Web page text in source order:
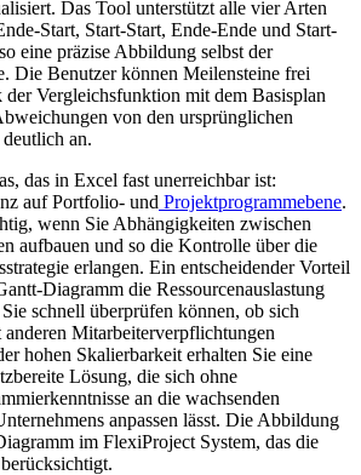
Das Tool unterstützt alle vier Arten
Start, Start-Start, Ende-Ende und Start-
eine präzise Abbildung selbst der
Die Benutzer können Meilensteine frei
der Vergleichsfunktion mit dem Basisplan
von den ursprünglichen
an.
das in Excel fast unerreichbar ist:
auf Portfolio- und Projektprogrammebene.
wenn Sie Abhängigkeiten zwischen
aufbauen und so die Kontrolle über die
erlangen. Ein entscheidender Vorteil
Diagramm die Ressourcenauslastung
schnell überprüfen können, ob sich
Mitarbeiterverpflichtungen
hohen Skalierbarkeit erhalten Sie eine
Lösung, die sich ohne
an die wachsenden
anpassen lässt. Die Abbildung
im FlexiProject System, das die